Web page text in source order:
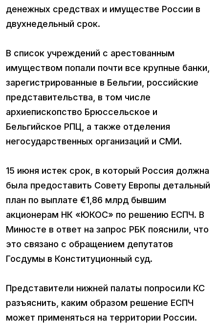
денежных средствах и имуществе России в
двухнедельный срок.
В список учреждений с арестованным
имуществом попали почти все крупные банки,
зарегистрированные в Бельгии, российские
представительства, в том числе
архиепископство Брюссельское и
Бельгийское РПЦ, а также отделения
негосударственных организаций и СМИ.
15 июня истек срок, в который Россия должна
была предоставить Совету Европы детальный
план по выплате €1,86 млрд бывшим
акционерам НК «ЮКОС» по решению ЕСПЧ. В
Минюсте в ответ на запрос РБК пояснили, что
это связано с обращением депутатов
Госдумы в Конституционный суд.
Представители нижней палаты попросили КС
разъяснить, каким образом решение ЕСПЧ
может применяться на территории России.